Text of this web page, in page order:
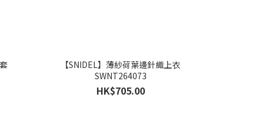
【SNIDEL】薄紗荷葉邊針織上衣
SWNT264073
HK$705.00